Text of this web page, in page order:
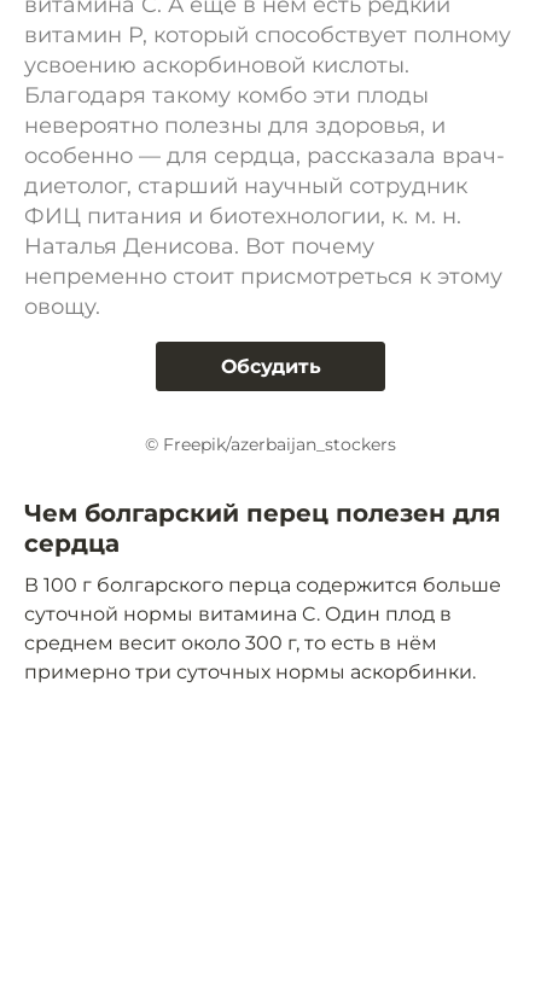
витамин P, который способствует полному
усвоению аскорбиновой кислоты.
Благодаря такому комбо эти плоды
невероятно полезны для здоровья, и
особенно — для сердца, рассказала врач-
диетолог, старший научный сотрудник
ФИЦ питания и биотехнологии, к. м. н.
Наталья Денисова. Вот почему
непременно стоит присмотреться к этому
овощу.
Обсудить
© Freepik/azerbaijan_stockers
Чем болгарский перец полезен для
сердца
В 100 г болгарского перца содержится больше
суточной нормы витамина C. Один плод в
среднем весит около 300 г, то есть в нём
примерно три суточных нормы аскорбинки.